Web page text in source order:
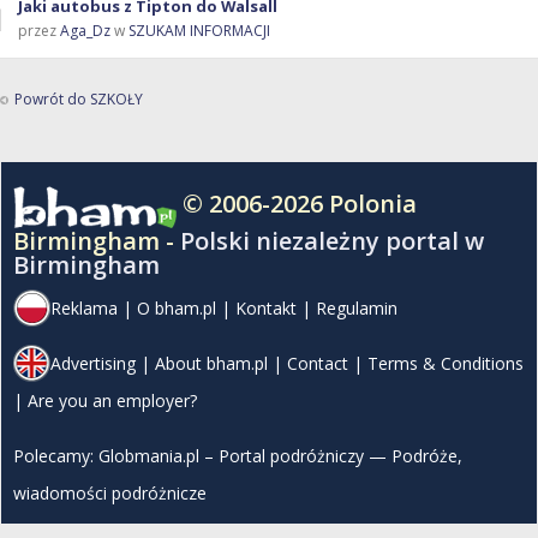
Jaki autobus z Tipton do Walsall
przezAga_Dzw SZUKAM INFORMACJI
Powrót do SZKOŁY
© 2006-2026 Polonia
Birmingham - Polski niezależny portal w
Birmingham
Reklama | O bham.pl | Kontakt | Regulamin
Advertising | About bham.pl | Contact | Terms & Conditions
| Are you an employer?
Polecamy: Globmania.pl – Portal podróżniczy — Podróże,
wiadomości podróżnicze